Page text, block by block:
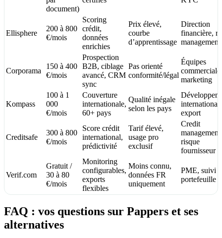
document)
Ellisphere
200 à 800
€/mois
Scoring
crédit,
données
enrichies
Prix élevé,
courbe
d’apprentissage
Direction
financière,
management
Corporama
150 à 400
€/mois
Prospection
B2B, ciblage
avancé, CRM
sync
Pas orienté
conformité/légal
Équipes
marketing
Kompass
100 à 1
000
€/mois
Couverture
internationale,
60+ pays
Qualité inégale
selon les pays
international,
export
Creditsafe
300 à 800
€/mois
Score crédit
international,
prédictivité
Tarif élevé,
usage pro
exclusif
Credit
management,
risque
fournisseur
Verif.com
Gratuit /
30 à 80
€/mois
Monitoring
configurables,
exports
flexibles
Moins connu,
données FR
uniquement
PME, suivi
portefeuille
FAQ : vos questions sur Pappers et ses
alternatives